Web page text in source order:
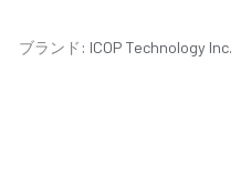
ブランド: ICOP Technology Inc.